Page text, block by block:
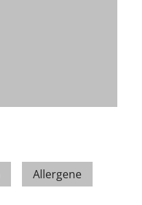
Allergene